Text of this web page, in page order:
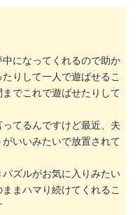
になってくれるので助か
りして一人で遊ばせるこ
でこれで遊ばせたりして
てるんですけど最近、夫
いいみたいで放置されて
ズルがお気に入りみたい
まハマり続けてくれるこ